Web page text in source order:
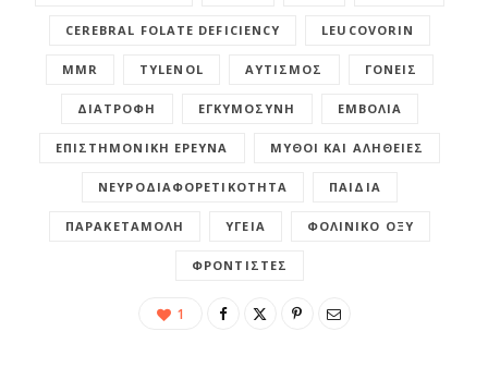
CEREBRAL FOLATE DEFICIENCY LEUCOVORIN
MMR TYLENOL ΑΥΤΙΣΜΌΣ ΓΟΝΕΊΣ
ΔΙΑΤΡΟΦΉ ΕΓΚΥΜΟΣΎΝΗ ΕΜΒΌΛΙΑ
ΕΠΙΣΤΗΜΟΝΙΚΉ ΈΡΕΥΝΑ ΜΎΘΟΙ ΚΑΙ ΑΛΉΘΕΙΕΣ
ΝΕΥΡΟΔΙΑΦΟΡΕΤΙΚΌΤΗΤΑ ΠΑΙΔΙΆ
ΠΑΡΑΚΕΤΑΜΌΛΗ ΥΓΕΊΑ ΦΟΛΙΝΙΚΌ ΟΞΎ
ΦΡΟΝΤΙΣΤΈΣ
1